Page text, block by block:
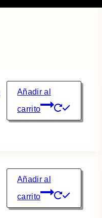
Añadir al
carrito
Añadir al
carrito